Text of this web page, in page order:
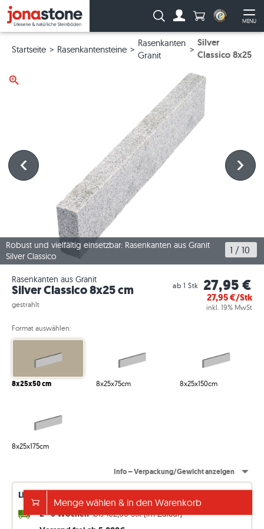
MENU
Suche: Anzahl
Startseite Rasenkantensteine
Rasenkanten
Granit
Silver
Classico 8x25
Robust und vielfältig einsetzbar: Rasenkanten aus Granit
Silver Classico
1 / 10
Rasenkanten aus Granit
Silver Classico 8x25 cm
gestrahlt
ab 1 Stk 27,95 €
27,95€/Stk
inkl. 19% MwSt
Format auswählen:
8x25x50 cm 8x25x75cm 8x25x150cm
8x25x175cm
Info – Verpackung/Gewicht anzeigen
Lieferverfügbarkeiten – permanent aktualisiert
2 - 3 Wochen bis 182,00 Stk (im Zulauf)
Menge wählen & in den Warenkorb